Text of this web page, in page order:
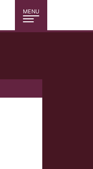
MENU